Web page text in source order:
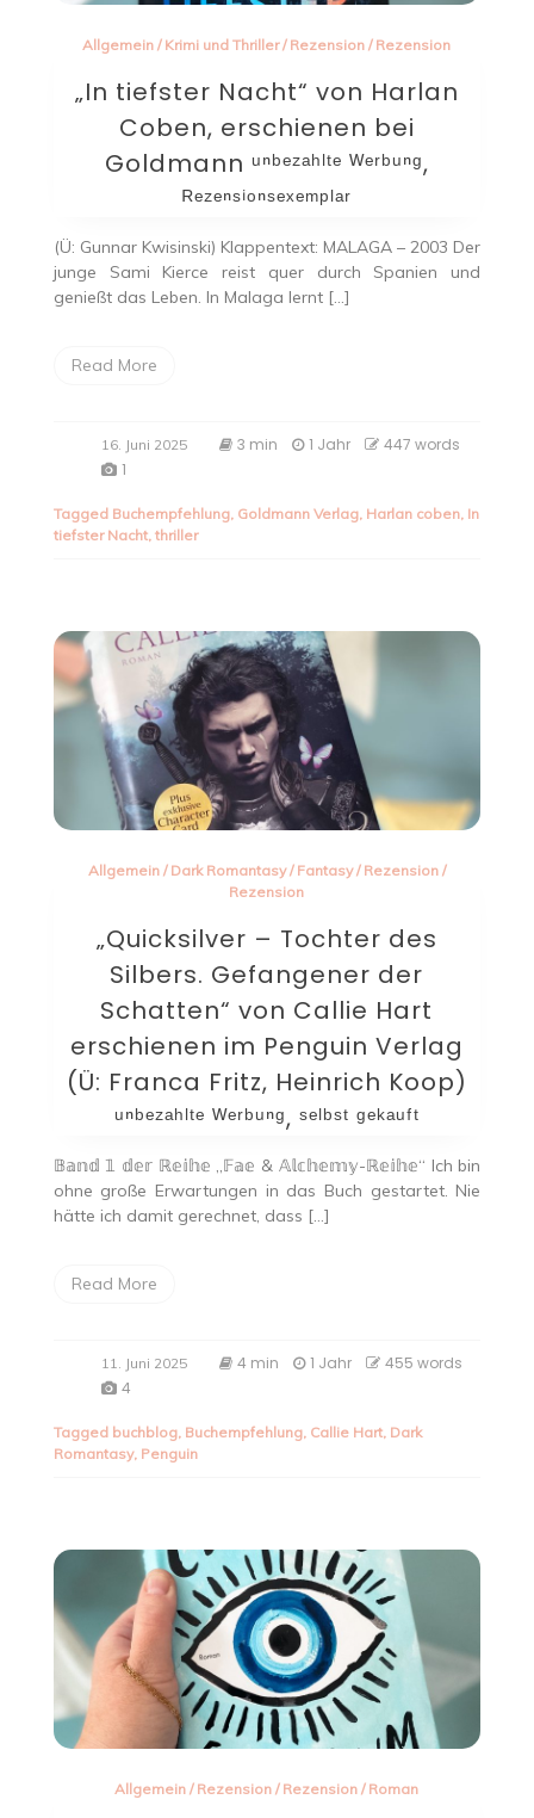
Allgemein / Krimi und Thriller/ Rezension / Rezension
„In tiefster Nacht“ von Harlan
Coben, erschienen bei
Goldmann ᵘⁿᵇᵉᶻᵃʰˡᵗᵉ ᵂᵉʳᵇᵘⁿᵍ,
ᴿᵉᶻᵉⁿˢⁱᵒⁿˢᵉˣᵉᵐᵖˡᵃʳ
(Ü: Gunnar Kwisinski) Klappentext: MALAGA – 2003 Der
junge Sami Kierce reist quer durch Spanien und
genießt das Leben. In Malaga lernt […]
Read More
16. Juni 2025 3 min 1 Jahr
447 words
1
Tagged Buchempfehlung, Goldmann Verlag, Harlan coben, In
tiefster Nacht, thriller
Allgemein/ Dark Romantasy/ Fantasy/ Rezension/
Rezension
„Quicksilver – Tochter des
Silbers. Gefangener der
Schatten“ von Callie Hart
erschienen im Penguin Verlag
(Ü: Franca Fritz, Heinrich Koop)
ᵘⁿᵇᵉᶻᵃʰˡᵗᵉ ᵂᵉʳᵇᵘⁿᵍ, ˢᵉˡᵇˢᵗ ᵍᵉᵏᵃᵘᶠᵗ
𝔹𝕒𝕟𝕕 𝟙 𝕕𝕖𝕣 ℝ𝕖𝕚𝕙𝕖 „𝔽𝕒𝕖 & 𝔸𝕝𝕔𝕙𝕖𝕞𝕪-ℝ𝕖𝕚𝕙𝕖“ Ich bin
ohne große Erwartungen in das Buch gestartet. Nie
hätte ich damit gerechnet, dass […]
Read More
11. Juni 2025 4 min 1 Jahr
455 words
4
Tagged buchblog, Buchempfehlung, Callie Hart, Dark
Romantasy, Penguin
Allgemein / Rezension / Rezension / Roman